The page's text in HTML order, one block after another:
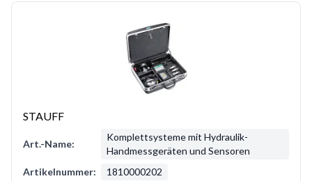
STAUFF
Art.-Name:
Komplettsysteme mit Hydraulik-
Handmessgeräten und Sensoren
Artikelnummer:
1810000202